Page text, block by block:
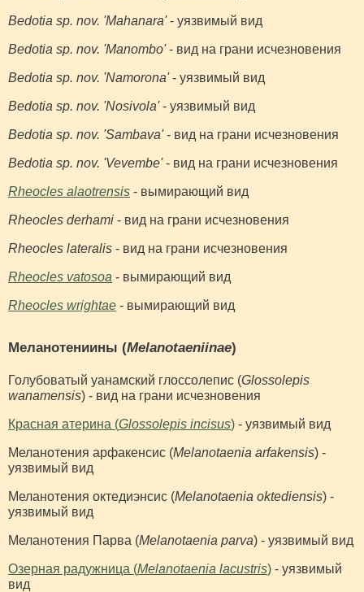
Bedotia sp. nov. 'Mahanara'- уязвимый вид
Bedotia sp. nov. 'Manombo'- вид на грани исчезновения
Bedotia sp. nov. 'Namorona'- уязвимый вид
Bedotia sp. nov. 'Nosivola'- уязвимый вид
Bedotia sp. nov. 'Sambava'- вид на грани исчезновения
Bedotia sp. nov. 'Vevembe'- вид на грани исчезновения
Rheocles alaotrensis - вымирающий вид
Rheocles derhami - вид на грани исчезновения
Rheocles lateralis - вид на грани исчезновения
Rheocles vatosoa - вымирающий вид
Rheocles wrightae - вымирающий вид
Меланотениины (Melanotaeniinae)
Голубоватый уанамский глоссолепис (Glossolepis
wanamensis) - вид на грани исчезновения
Красная атерина (Glossolepis incisus) - уязвимый вид
Меланотения арфакенсис (Melanotaenia arfakensis) -
уязвимый вид
Меланотения октедиэнсис (Melanotaenia oktediensis) -
уязвимый вид
Меланотения Парва (Melanotaenia parva) - уязвимый вид
Озерная радужница (Melanotaenia lacustris) - уязвимый
вид